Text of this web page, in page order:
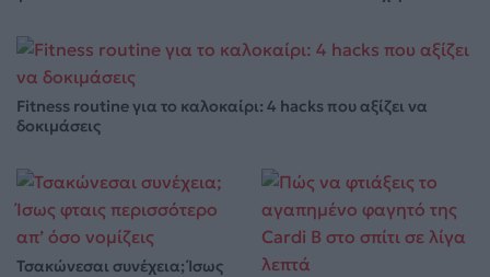
Fitness routine για το καλοκαίρι: 4 hacks που αξίζει να
δοκιμάσεις
Τσακώνεσαι συνέχεια; Ίσως